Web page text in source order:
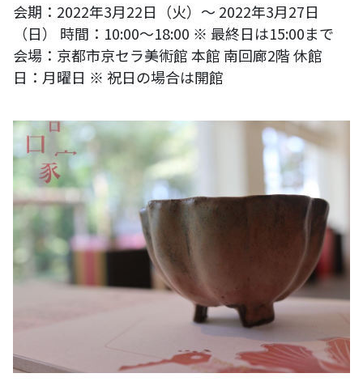
会期：2022年3月22日（火）～ 2022年3月27日
（日） 時間：10:00～18:00 ※ 最終日は15:00まで
会場：京都市京セラ美術館 本館 南回廊2階 休館
日：月曜日 ※ 祝日の場合は開館
文化部-嘉義市政府「舞食無刻品生活節」